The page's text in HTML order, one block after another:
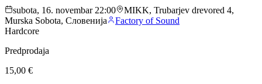
subota, 16. novembar 22:00
MIKK, Trubarjev drevored 4,
Murska Sobota, Словенија
Factory of Sound
Hardcore
Predprodaja
15,00 €